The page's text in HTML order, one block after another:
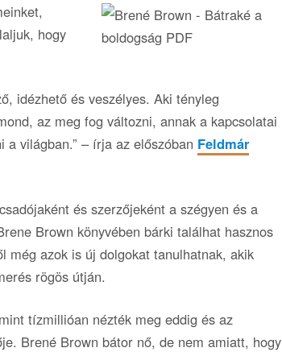
hogy
idézhető és veszélyes. Aki tényleg
az meg fog változni, annak a kapcsolatai
világban.” – írja az előszóban Feldmár
és szerzőjeként a szégyen és a
Brown könyvében bárki találhat hasznos
még azok is új dolgokat tanulhatnak, akik
rögös útján.
tízmillióan nézték meg eddig és az
Brené Brown bátor nő, de nem amiatt, hogy